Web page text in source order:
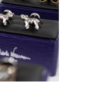
【メンズ・ドレスシャツ・ワイシャツ】